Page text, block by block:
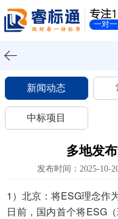
专注
一对
新闻动态
中标项目
多地发
发布时间：2025-10-
1）北京：将ESG理念作
日前，国内首个将ESG